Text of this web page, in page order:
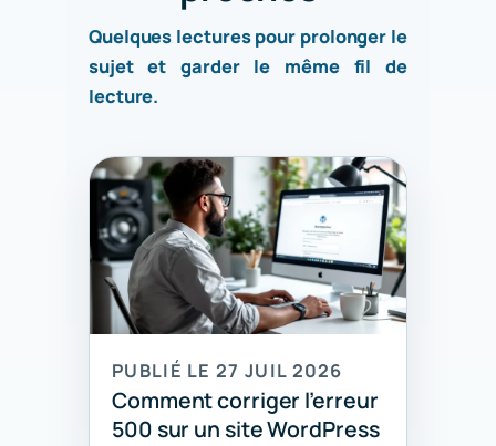
Quelques lectures pour prolonger le
sujet et garder le même fil de
lecture.
PUBLIÉ LE 27 JUIL 2026
Comment corriger l’erreur
500 sur un site WordPress